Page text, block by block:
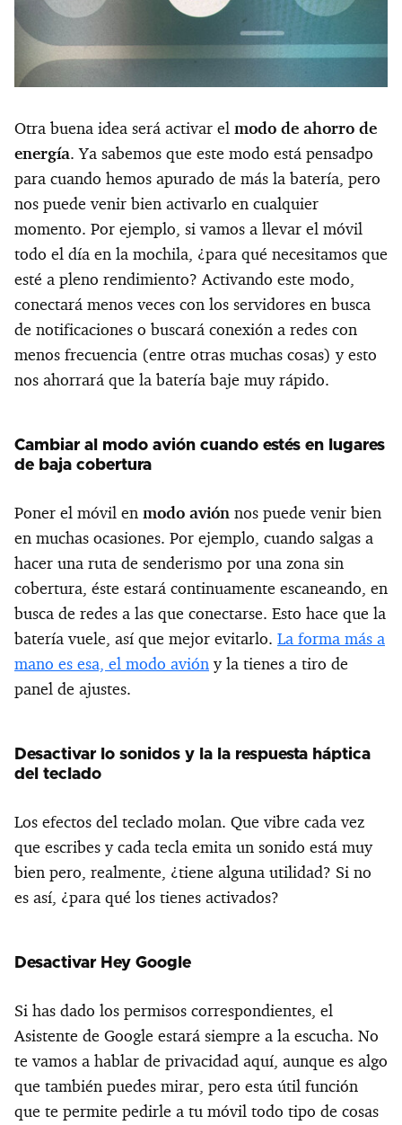
Otra buena idea será activar el modo de ahorro de
energía. Ya sabemos que este modo está pensadpo
para cuando hemos apurado de más la batería, pero
nos puede venir bien activarlo en cualquier
momento. Por ejemplo, si vamos a llevar el móvil
todo el día en la mochila, ¿para qué necesitamos que
esté a pleno rendimiento? Activando este modo,
conectará menos veces con los servidores en busca
de notificaciones o buscará conexión a redes con
menos frecuencia (entre otras muchas cosas) y esto
nos ahorrará que la batería baje muy rápido.
Cambiar al modo avión cuando estés en lugares
de baja cobertura
Poner el móvil en modo avión nos puede venir bien
en muchas ocasiones. Por ejemplo, cuando salgas a
hacer una ruta de senderismo por una zona sin
cobertura, éste estará continuamente escaneando, en
busca de redes a las que conectarse. Esto hace que la
batería vuele, así que mejor evitarlo. La forma más a
mano es esa, el modo avión y la tienes a tiro de
panel de ajustes.
Desactivar lo sonidos y la la respuesta háptica
del teclado
Los efectos del teclado molan. Que vibre cada vez
que escribes y cada tecla emita un sonido está muy
bien pero, realmente, ¿tiene alguna utilidad? Si no
es así, ¿para qué los tienes activados?
Desactivar Hey Google
Si has dado los permisos correspondientes, el
Asistente de Google estará siempre a la escucha. No
te vamos a hablar de privacidad aquí, aunque es algo
que también puedes mirar, pero esta útil función
que te permite pedirle a tu móvil todo tipo de cosas